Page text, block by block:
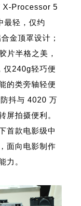
X‑Processor 5
最轻，仅约
金顶罩设计；
片半格之美，
仅240g轻巧便
的类旁轴轻便
抖与 4020 万
屏拍摄便利。
首款电影级中
面向电影制作
力。